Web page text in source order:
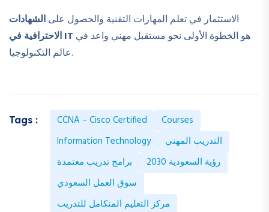
الاستثمار في تعلم المهارات التقنية والحصول علىالشهادات
الاحترافية في IT
عالم التكنولوجيا.
Tags : CCNA – Cisco Certified
Courses
Information Technology
التدريب المهني
برامج تدريب معتمدة
رؤية السعودية 2030
سوق العمل السعودي
مركز التعليم المتكامل للتدريب